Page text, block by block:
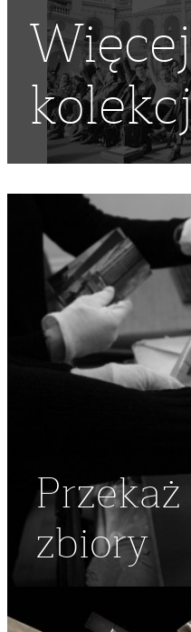
OPOZYCJONIŚCI, NSZZ
DELEGAT
REGION
WZD NSZZ
AULA
Przekaż
zbiory